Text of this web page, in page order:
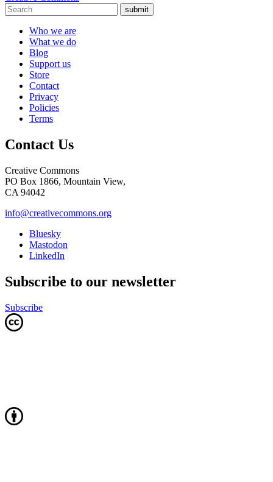
submit
Who we are
What we do
Blog
Support us
Store
Contact
Privacy
Policies
Terms
Contact Us
Creative Commons
PO Box 1866, Mountain View,
CA 94042
info@creativecommons.org
Bluesky
Mastodon
LinkedIn
Subscribe to our newsletter
Subscribe